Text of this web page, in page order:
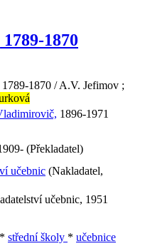
1870
1870 / A.V. Jefimov ;
1896-1971
(Překladatel)
učebnic (Nakladatel,
učebnic, 1951
* střední školy * učebnice